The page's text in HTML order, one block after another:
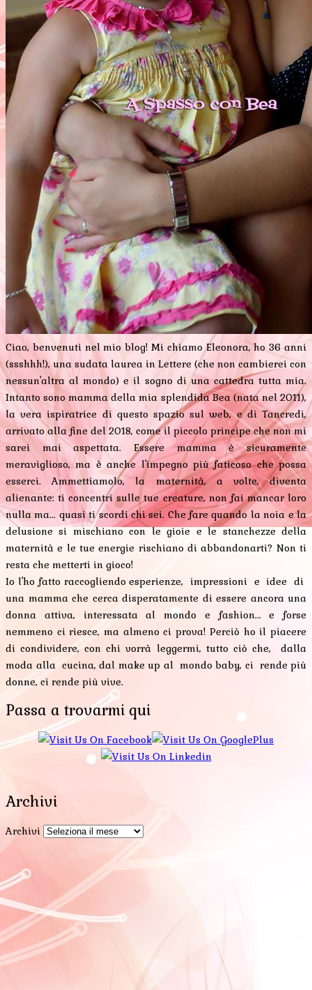
Ciao, benvenuti nel mio blog! Mi chiamo Eleonora, ho 36 anni
(ssshhh!), una sudata laurea in Lettere (che non cambierei con
nessun'altra al mondo) e il sogno di una cattedra tutta mia.
Intanto sono mamma della mia splendida Bea (nata nel 2011),
la vera ispiratrice di questo spazio sul web, e di Tancredi,
arrivato alla fine del 2018, come il piccolo principe che non mi
sarei mai aspettata. Essere mamma è sicuramente
meraviglioso, ma è anche l'impegno più faticoso che possa
esserci. Ammettiamolo, la maternità, a volte, diventa
alienante: ti concentri sulle tue creature, non fai mancar loro
nulla ma... quasi ti scordi chi sei. Che fare quando la noia e la
delusione si mischiano con le gioie e le stanchezze della
maternità e le tue energie rischiano di abbandonarti? Non ti
resta che metterti in gioco!
Io l'ho fatto raccogliendo esperienze, impressioni e idee di
una mamma che cerca disperatamente di essere ancora una
donna attiva, interessata al mondo e fashion... e forse
nemmeno ci riesce, ma almeno ci prova! Perciò ho il piacere
di condividere, con chi vorrà leggermi, tutto ciò che, dalla
moda alla cucina, dal make up al mondo baby, ci rende più
donne, ci rende più vive.
Passa a trovarmi qui
Archivi
Archivi